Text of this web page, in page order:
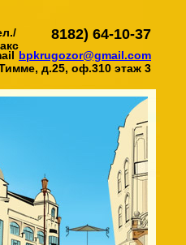
8182) 64-10-37
bpkrugozor@gmail.com
д.25, оф.310 этаж 3